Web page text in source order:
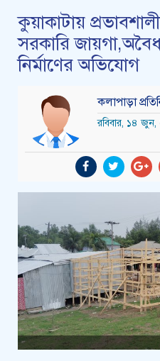
কুয়াকাটায়
সরকারি জায়গা,অবৈধ
নির্মাণের অভিযোগ
কলাপাড়া
রবিবার, ১৪